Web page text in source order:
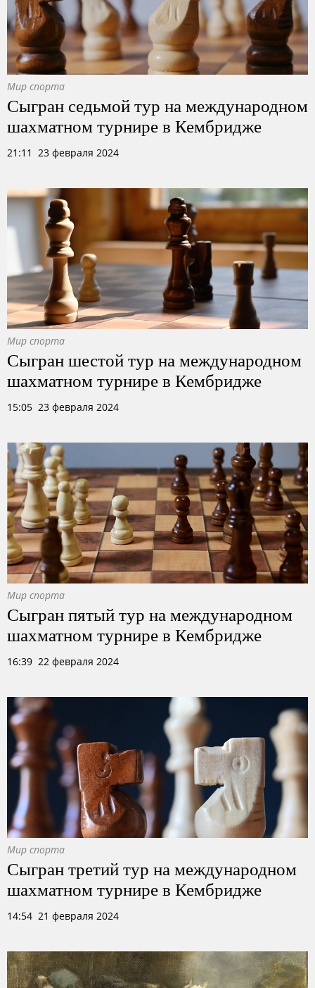
Мир спорта
Сыгран седьмой тур на международном
шахматном турнире в Кембридже
21:11 23 февраля 2024
Мир спорта
Сыгран шестой тур на международном
шахматном турнире в Кембридже
15:05 23 февраля 2024
Мир спорта
Сыгран пятый тур на международном
шахматном турнире в Кембридже
16:39 22 февраля 2024
Мир спорта
Сыгран третий тур на международном
шахматном турнире в Кембридже
14:54 21 февраля 2024